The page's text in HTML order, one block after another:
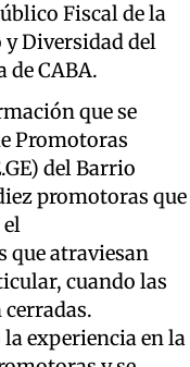
Fiscal de la
y Diversidad del
CABA.
que se
Promotoras
del Barrio
promotoras que
que atraviesan
cuando las
experiencia en la